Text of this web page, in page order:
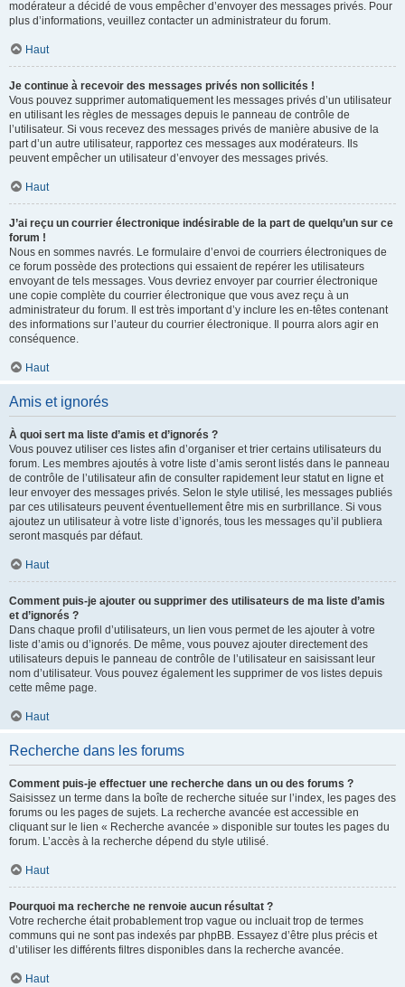
modérateur a décidé de vous empêcher d’envoyer des messages privés. Pour
plus d’informations, veuillez contacter un administrateur du forum.
Haut
Je continue à recevoir des messages privés non sollicités !
Vous pouvez supprimer automatiquement les messages privés d’un utilisateur
en utilisant les règles de messages depuis le panneau de contrôle de
l’utilisateur. Si vous recevez des messages privés de manière abusive de la
part d’un autre utilisateur, rapportez ces messages aux modérateurs. Ils
peuvent empêcher un utilisateur d’envoyer des messages privés.
Haut
J’ai reçu un courrier électronique indésirable de la part de quelqu’un sur ce
forum !
Nous en sommes navrés. Le formulaire d’envoi de courriers électroniques de
ce forum possède des protections qui essaient de repérer les utilisateurs
envoyant de tels messages. Vous devriez envoyer par courrier électronique
une copie complète du courrier électronique que vous avez reçu à un
administrateur du forum. Il est très important d’y inclure les en-têtes contenant
des informations sur l’auteur du courrier électronique. Il pourra alors agir en
conséquence.
Haut
Amis et ignorés
À quoi sert ma liste d’amis et d’ignorés ?
Vous pouvez utiliser ces listes afin d’organiser et trier certains utilisateurs du
forum. Les membres ajoutés à votre liste d’amis seront listés dans le panneau
de contrôle de l’utilisateur afin de consulter rapidement leur statut en ligne et
leur envoyer des messages privés. Selon le style utilisé, les messages publiés
par ces utilisateurs peuvent éventuellement être mis en surbrillance. Si vous
ajoutez un utilisateur à votre liste d’ignorés, tous les messages qu’il publiera
seront masqués par défaut.
Haut
Comment puis-je ajouter ou supprimer des utilisateurs de ma liste d’amis
et d’ignorés ?
Dans chaque profil d’utilisateurs, un lien vous permet de les ajouter à votre
liste d’amis ou d’ignorés. De même, vous pouvez ajouter directement des
utilisateurs depuis le panneau de contrôle de l’utilisateur en saisissant leur
nom d’utilisateur. Vous pouvez également les supprimer de vos listes depuis
cette même page.
Haut
Recherche dans les forums
Comment puis-je effectuer une recherche dans un ou des forums ?
Saisissez un terme dans la boîte de recherche située sur l’index, les pages des
forums ou les pages de sujets. La recherche avancée est accessible en
cliquant sur le lien « Recherche avancée » disponible sur toutes les pages du
forum. L’accès à la recherche dépend du style utilisé.
Haut
Pourquoi ma recherche ne renvoie aucun résultat ?
Votre recherche était probablement trop vague ou incluait trop de termes
communs qui ne sont pas indexés par phpBB. Essayez d’être plus précis et
d’utiliser les différents filtres disponibles dans la recherche avancée.
Haut